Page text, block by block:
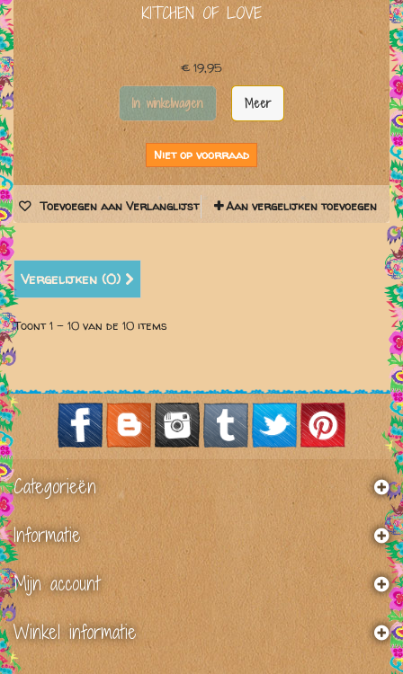
KITCHEN OF LOVE
€ 19,95
In winkelwagen Meer
Niet op voorraad
Toevoegen aan Verlanglijst Aan vergelijken toevoegen
Vergelijken (0)
Toont 1 - 10 van de 10 items
Categorieën
Informatie
Mijn account
Winkel informatie